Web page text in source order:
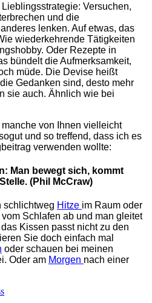
Versuchen,
und die
lenken. Auf etwas, das
wiederkehrende Tätigkeiten
Oder Rezepte in
bündelt die Aufmerksamkeit,
müde. Die Devise heißt
Gedanken sind, desto mehr
sie auch. Ähnlich wie bei
von Ihnen vielleicht
und so treffend, dass ich es
verwenden wollte:
Man bewegt sich, kommt
(Phil McCraw)
schlichtweg Hitze im Raum oder
Schlafen ab und man gleitet
Kissen passt nicht zu den
Sie doch einfach mal
oder schauen bei meinen
Oder am Morgen nach einer